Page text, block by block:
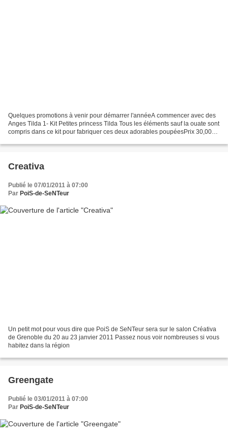
Quelques promotions à venir pour démarrer l'annéeA commencer avec des
Anges Tilda 1- Kit Petites princess Tilda Tous les éléments sauf la ouate sont
compris dans ce kit pour fabriquer ces deux adorables poupéesPrix 30,00€ -
Creativa
Publié le 07/01/2011 à 07:00
Par PoiS-de-SeNTeur
Un petit mot pour vous dire que PoiS de SeNTeur sera sur le salon Créativa
de Grenoble du 20 au 23 janvier 2011 Passez nous voir nombreuses si vous
habitez dans la région
Greengate
Publié le 03/01/2011 à 07:00
Par PoiS-de-SeNTeur